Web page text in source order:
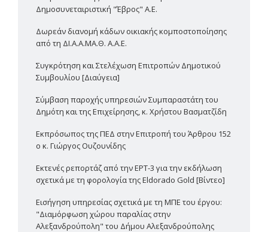
Δημοσυνεταιριστική "Έβρος" Α.Ε.
Δωρεάν διανομή κάδων οικιακής κομποστοποίησης
από τη ΔΙ.Α.Α.ΜΑ.Θ. Α.Α.Ε.
Συγκρότηση και Στελέχωση Επιτροπών Δημοτικού
Συμβουλίου [Διαύγεια]
Σύμβαση παροχής υπηρεσιών Συμπαραστάτη του
Δημότη και της Επιχείρησης, κ. Χρήστου Βασματζίδη
Εκπρόσωπος της ΠΕΔ στην Επιτροπή του Άρθρου 152
ο κ. Γιώργος Ουζουνίδης
Εκτενές ρεπορτάζ από την ΕΡΤ-3 για την εκδήλωση
σχετικά με τη φορολογία της Eldorado Gold [Βίντεο]
Εισήγηση υπηρεσίας σχετικά με τη ΜΠΕ του έργου:
"Διαμόρφωση χώρου παραλίας στην
Αλεξανδρούπολη" του Δήμου Αλεξανδρούπολης